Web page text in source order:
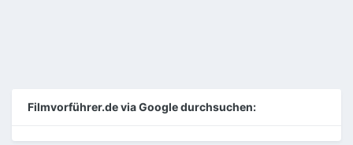
Filmvorführer.de via Google durchsuchen: